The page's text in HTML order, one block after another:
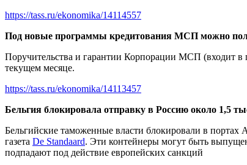
https://tass.ru/ekonomika/14114557
Под новые программы кредитования МСП можно
Поручительства и гарантии Корпорации МСП (входит
текущем месяце.
https://tass.ru/ekonomika/14113457
Бельгия блокировала отправку в Россию около 1,5
Бельгийские таможенные власти блокировали в портах
газета De Standaard. Эти контейнеры могут быть
подпадают под действие европейских санкций